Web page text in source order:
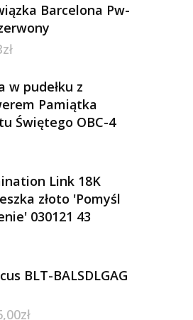
Barcelona Pw-
zł
w pudełku z
Pamiątka
Świętego OBC-4
Link 18K
złoto 'Pomyśl
030121 43
BLT-BALSDLGAG
zł